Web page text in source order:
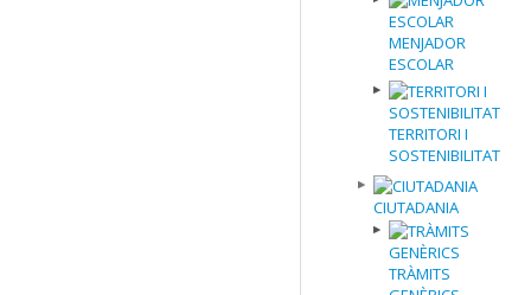
MENJADOR
ESCOLAR
TERRITORI I
SOSTENIBILITAT
CIUTADANIA
TRÀMITS